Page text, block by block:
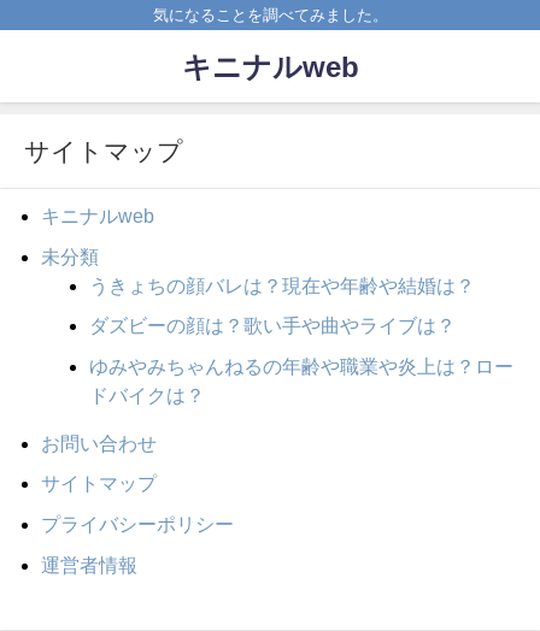
気になることを調べてみました。
キニナルweb
サイトマップ
キニナルweb
未分類
うきょちの顔バレは？現在や年齢や結婚は？
ダズビーの顔は？歌い手や曲やライブは？
ゆみやみちゃんねるの年齢や職業や炎上は？ロー
ドバイクは？
お問い合わせ
サイトマップ
プライバシーポリシー
運営者情報